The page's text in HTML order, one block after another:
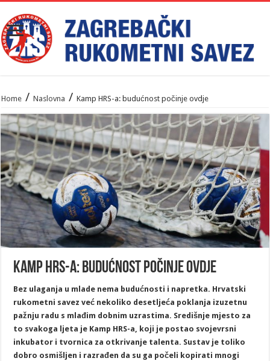
Home / Naslovna / Kamp HRS-a: budućnost počinje ovdje
Kamp HRS-a: budućnost počinje ovdje
Bez ulaganja u mlade nema budućnosti i napretka. Hrvatski
rukometni savez već nekoliko desetljeća poklanja izuzetnu
pažnju radu s mlađim dobnim uzrastima. Središnje mjesto za
to svakoga ljeta je Kamp HRS-a, koji je postao svojevrsni
inkubator i tvornica za otkrivanje talenta. Sustav je toliko
dobro osmišljen i razrađen da su ga počeli kopirati mnogi